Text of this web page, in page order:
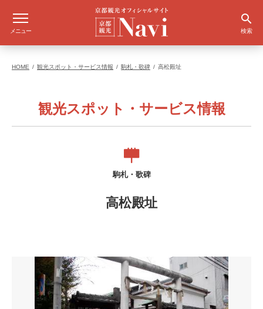
メニュー 検索
HOME 観光スポット・サービス情報 駒札・歌碑 高松殿址
観光スポット・サービス情報
駒札・歌碑
高松殿址